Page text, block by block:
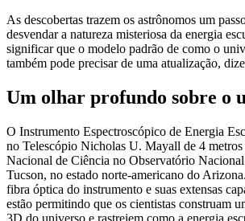
As descobertas trazem os astrônomos um
desvendar a natureza misteriosa da energia
significar que o modelo padrão de como o
também pode precisar de uma atualização,
Um olhar profundo sobre o
O Instrumento Espectroscópico de Energia
no Telescópio Nicholas U. Mayall de 4 metros
Nacional de Ciência no Observatório
Tucson, no estado norte-americano do
fibra óptica do instrumento e suas extensas
estão permitindo que os cientistas construam
3D do universo e rastreiem como a energia